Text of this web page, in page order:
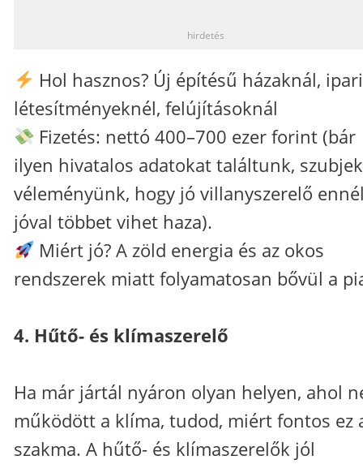
hirdetés
Hol hasznos? Új építésű házaknál, ipari
létesítményeknél, felújításoknál
Fizetés: nettó 400–700 ezer forint (bár
ilyen hivatalos adatokat találtunk,
véleményünk, hogy jó villanyszerelő
jóval többet vihet haza).
Miért jó? A zöld energia és az okos
rendszerek miatt folyamatosan bővül a
4. Hűtő- és klímaszerelő
Ha már jártál nyáron olyan helyen, ahol
működött a klíma, tudod, miért fontos ez
szakma. A hűtő- és klímaszerelők jól